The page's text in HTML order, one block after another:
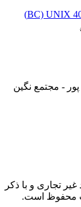
واشر سرسیلندر موتور تعمیری دوم پژو 405 BC) UNIX)
- مجتمع نگین
تجاری و با ذکر
محفوظ است.